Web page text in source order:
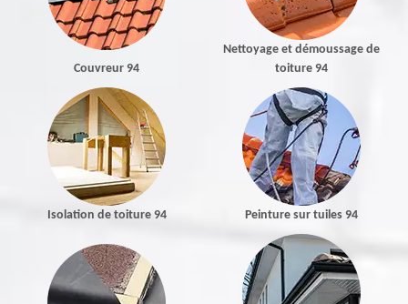
Couvreur 94
Nettoyage et démoussage de
toiture 94
Isolation de toiture 94 Peinture sur tuiles 94